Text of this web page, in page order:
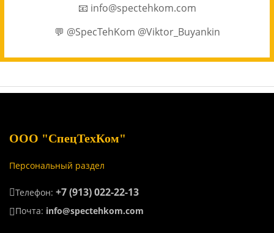
📧 info@spectehkom.com
💬 @SpecTehKom @Viktor_Buyankin
ООО "СпецТехКом"
Персональный раздел
Телефон: +7 (913) 022-22-13
Почта: info@spectehkom.com